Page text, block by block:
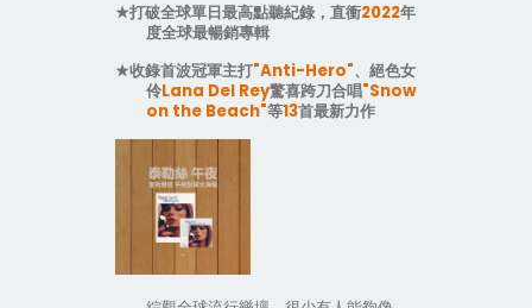
★打破全球單日最高點聽紀錄，直衝2022年
度全球最暢銷專輯
★收錄首波冠軍主打"Anti-Hero"、絕色女
伶Lana Del Rey驚喜跨刀合唱"Snow
on the Beach"等13首最新力作